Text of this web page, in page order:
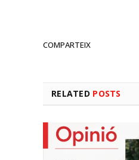
COMPARTEIX
RELATED POSTS